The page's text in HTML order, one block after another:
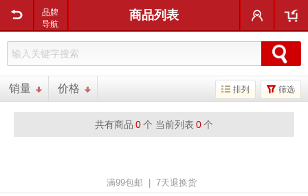
品牌
导航
商品列表
用户中心购物车
销量 价格 排列 筛选
共有商品 0个 当前列表 0个
满99包邮 | 7天退换货